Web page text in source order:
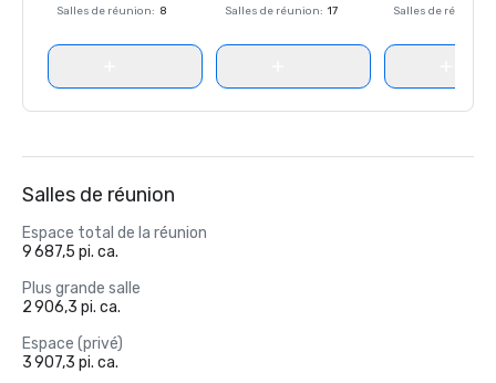
Salles de réunion: 8
Salles de réunion: 17
Salles de réunion
Salles de réunion
Espace total de la réunion
9 687,5 pi. ca.
Plus grande salle
2 906,3 pi. ca.
Espace (privé)
3 907,3 pi. ca.